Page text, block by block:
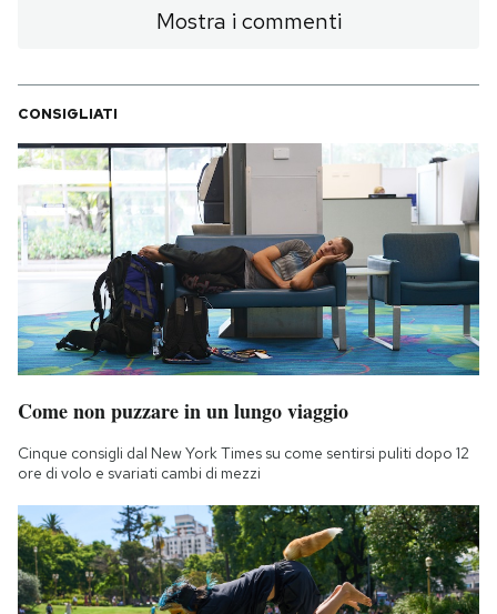
Mostra i commenti
CONSIGLIATI
Come non puzzare in un lungo viaggio
Cinque consigli dal New York Times su come sentirsi puliti dopo 12
ore di volo e svariati cambi di mezzi